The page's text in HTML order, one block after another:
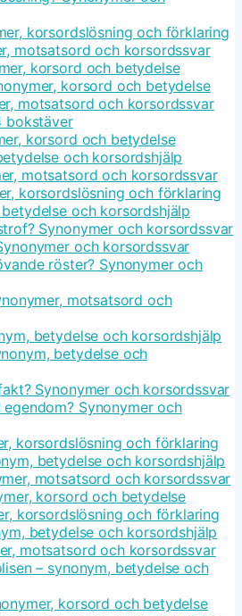
korsordslösning och förklaring
motsatsord och korsordssvar
korsord och betydelse
korsord och betydelse
motsatsord och korsordssvar
bokstäver
korsord och betydelse
och korsordshjälp
motsatsord och korsordssvar
korsordslösning och förklaring
och korsordshjälp
Synonymer och korsordssvar
och korsordssvar
röster? Synonymer och
motsatsord och
betydelse och korsordshjälp
betydelse och
Synonymer och korsordssvar
Synonymer och
korsordslösning och förklaring
betydelse och korsordshjälp
motsatsord och korsordssvar
korsord och betydelse
korsordslösning och förklaring
betydelse och korsordshjälp
motsatsord och korsordssvar
– synonym, betydelse och
korsord och betydelse